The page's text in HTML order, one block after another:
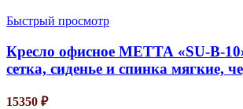
Быстрый просмотр
Кресло офисное МЕТТА «SU-B-
сетка, сиденье и спинка мягкие,
15350 ₽